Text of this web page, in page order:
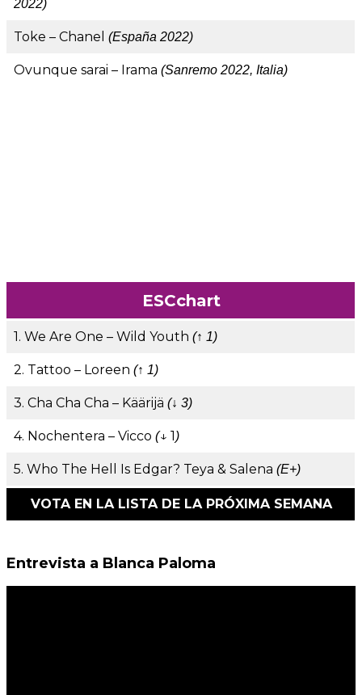
2022)
Toke – Chanel (España 2022)
Ovunque sarai – Irama (Sanremo 2022, Italia)
ESCchart
1. We Are One – Wild Youth (↑ 1)
2. Tattoo – Loreen (↑ 1)
3. Cha Cha Cha – Käärijä (↓ 3)
4. Nochentera – Vicco (↓ 1)
5. Who The Hell Is Edgar? Teya & Salena (E+)
VOTA EN LA LISTA DE LA PRÓXIMA SEMANA
Entrevista a Blanca Paloma